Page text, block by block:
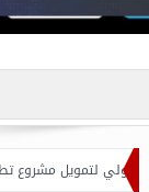
لتمويل مشروع